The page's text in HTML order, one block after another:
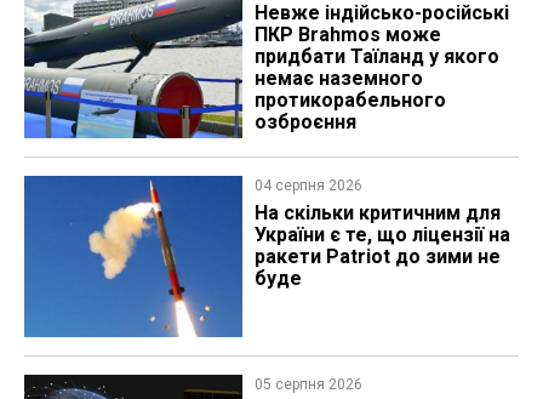
Невже індійсько-російські
ПКР Brahmos може
придбати Таїланд у якого
немає наземного
протикорабельного
озброєння
04 серпня 2026
На скільки критичним для
України є те, що ліцензії на
ракети Patriot до зими не
буде
05 серпня 2026